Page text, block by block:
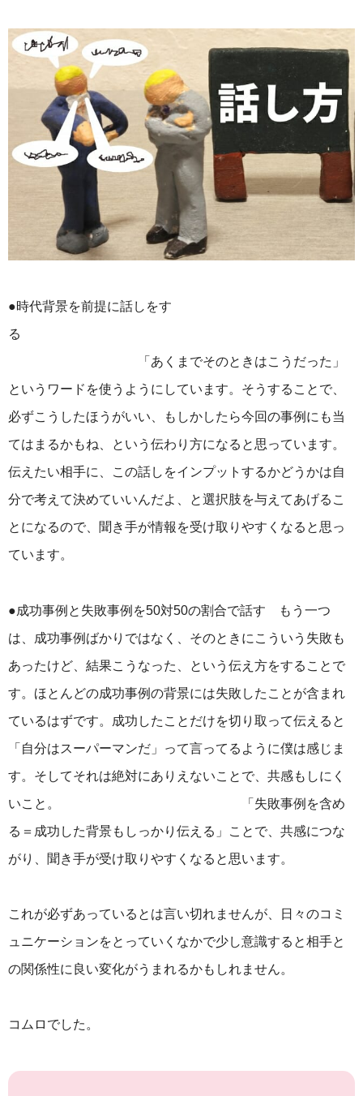
●時代背景を前提に話しをす
る
「あくまでそのときはこうだった」
というワードを使うようにしています。そうすることで、
必ずこうしたほうがいい、もしかしたら今回の事例にも当
てはまるかもね、という伝わり方になると思っています。
伝えたい相手に、この話しをインプットするかどうかは自
分で考えて決めていいんだよ、と選択肢を与えてあげるこ
とになるので、聞き手が情報を受け取りやすくなると思っ
ています。
●成功事例と失敗事例を50対50の割合で話す もう一つ
は、成功事例ばかりではなく、そのときにこういう失敗も
あったけど、結果こうなった、という伝え方をすることで
す。ほとんどの成功事例の背景には失敗したことが含まれ
ているはずです。成功したことだけを切り取って伝えると
「自分はスーパーマンだ」って言ってるように僕は感じま
す。そしてそれは絶対にありえないことで、共感もしにく
いこと。 「失敗事例を含め
る＝成功した背景もしっかり伝える」ことで、共感につな
がり、聞き手が受け取りやすくなると思います。
これが必ずあっているとは言い切れませんが、日々のコミ
ュニケーションをとっていくなかで少し意識すると相手と
の関係性に良い変化がうまれるかもしれません。
コムロでした。